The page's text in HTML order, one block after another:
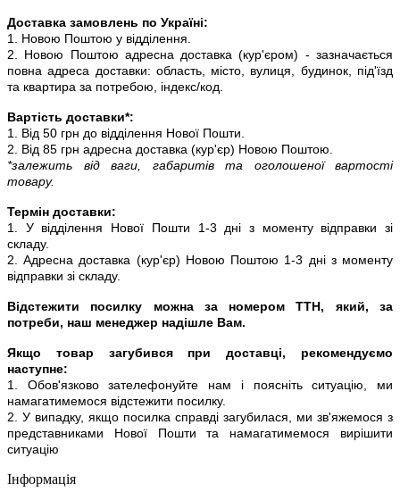
Доставка замовлень по Україні:
1. Новою Поштою у відділення.
2. Новою Поштою адресна доставка (кур'єром) - зазначається
повна адреса доставки: область, місто, вулиця, будинок, під'їзд
та квартира за потребою, індекс/код.
Вартість доставки*:
1. Від 50 грн до відділення Нової Пошти.
2. Від 85 грн адресна доставка (кур'єр) Новою Поштою.
*залежить від ваги, габаритів та оголошеної вартості
товару.
Термін доставки:
1. У відділення Нової Пошти 1-3 дні з моменту відправки зі
складу.
2. Адресна доставка (кур'єр) Новою Поштою 1-3 дні з моменту
відправки зі складу.
Відстежити посилку можна за номером ТТН, який, за
потреби, наш менеджер надішле Вам.
Якщо товар загубився при доставці, рекомендуємо
наступне:
1. Обов'язково зателефонуйте нам і поясніть ситуацію, ми
намагатимемося відстежити посилку.
2. У випадку, якщо посилка справді загубилася, ми зв'яжемося з
представниками Нової Пошти та намагатимемося вирішити
ситуацію
Інформація